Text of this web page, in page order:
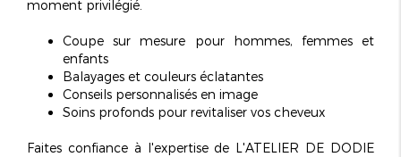
moment privilégié.
Coupe sur mesure pour hommes, femmes et
enfants
Balayages et couleurs éclatantes
Conseils personnalisés en image
Soins profonds pour revitaliser vos cheveux
Faites confiance à l'expertise de L'ATELIER DE DODIE